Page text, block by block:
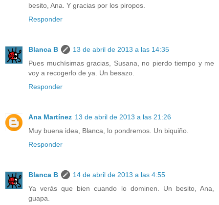
besito, Ana. Y gracias por los piropos.
Responder
Blanca B
13 de abril de 2013 a las 14:35
Pues muchísimas gracias, Susana, no pierdo tiempo y me
voy a recogerlo de ya. Un besazo.
Responder
Ana Martínez 13 de abril de 2013 a las 21:26
Muy buena idea, Blanca, lo pondremos. Un biquiño.
Responder
Blanca B
14 de abril de 2013 a las 4:55
Ya verás que bien cuando lo dominen. Un besito, Ana,
guapa.